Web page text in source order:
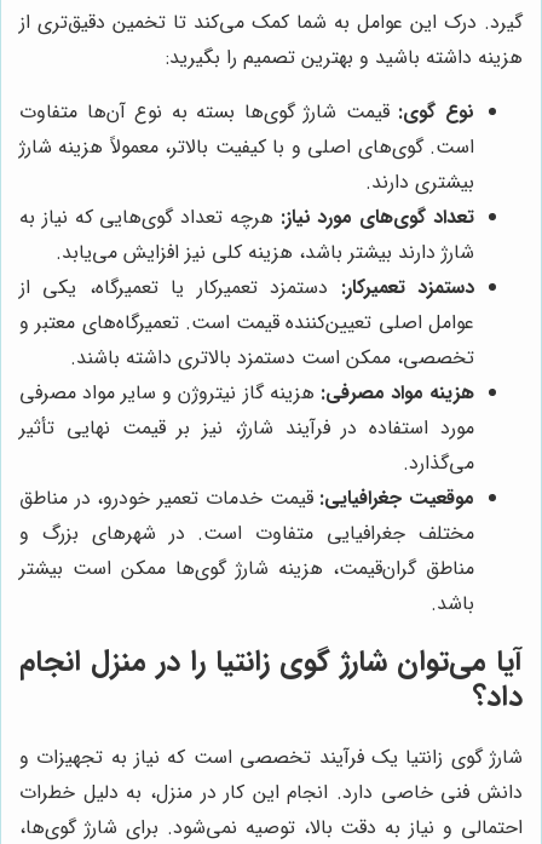
گیرد. درک این عوامل به شما کمک می‌کند تا تخمین دقیق‌تری از
هزینه داشته باشید و بهترین تصمیم را بگیرید:
نوع گوی: قیمت شارژ گوی‌ها بسته به نوع آن‌ها متفاوت
است. گوی‌های اصلی و با کیفیت بالاتر، معمولاً هزینه شارژ
بیشتری دارند.
تعداد گوی‌های مورد نیاز: هرچه تعداد گوی‌هایی که نیاز به
شارژ دارند بیشتر باشد، هزینه کلی نیز افزایش می‌یابد.
دستمزد تعمیرکار: دستمزد تعمیرکار یا تعمیرگاه، یکی از
عوامل اصلی تعیین‌کننده قیمت است. تعمیرگاه‌های معتبر و
تخصصی، ممکن است دستمزد بالاتری داشته باشند.
هزینه مواد مصرفی: هزینه گاز نیتروژن و سایر مواد مصرفی
مورد استفاده در فرآیند شارژ، نیز بر قیمت نهایی تأثیر
می‌گذارد.
موقعیت جغرافیایی: قیمت خدمات تعمیر خودرو، در مناطق
مختلف جغرافیایی متفاوت است. در شهرهای بزرگ و
مناطق گران‌قیمت، هزینه شارژ گوی‌ها ممکن است بیشتر
باشد.
آیا می‌توان شارژ گوی زانتیا را در منزل انجام
داد؟
شارژ گوی زانتیا یک فرآیند تخصصی است که نیاز به تجهیزات و
دانش فنی خاصی دارد. انجام این کار در منزل، به دلیل خطرات
احتمالی و نیاز به دقت بالا، توصیه نمی‌شود. برای شارژ گوی‌ها،